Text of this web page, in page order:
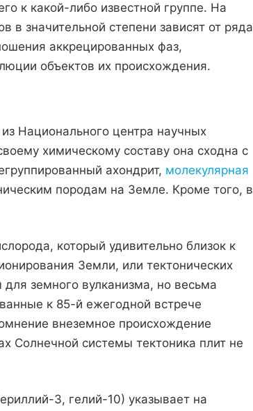
к какой-либо известной группе. На
в значительной степени зависят от ряда
аккрецированных фаз,
объектов их происхождения.
Национального центра научных
химическому составу она сходна с
ахондрит, молекулярная
породам на Земле. Кроме того, в
который удивительно близок к
Земли, или тектонических
земного вулканизма, но весьма
к 85-й ежегодной встрече
внеземное происхождение
Солнечной системы тектоника плит не
3, гелий-10) указывает на